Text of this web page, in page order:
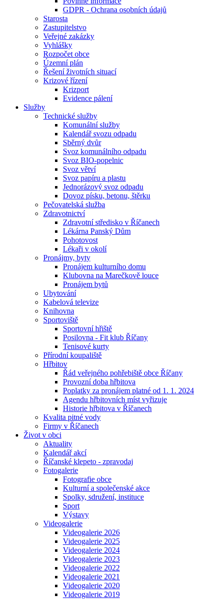
GDPR - Ochrana osobních údajů
Starosta
Zastupitelstvo
Veřejné zakázky
Vyhlášky
Rozpočet obce
Územní plán
Řešení životních situací
Krizové řízení
Krizport
Evidence pálení
Služby
Technické služby
Komunální služby
Kalendář svozu odpadu
Sběrný dvůr
Svoz komunálního odpadu
Svoz BIO-popelnic
Svoz větví
Svoz papíru a plastu
Jednorázový svoz odpadu
Dovoz písku, betonu, štěrku
Pečovatelská služba
Zdravotnictví
Zdravotní středisko v Říčanech
Lékárna Panský Dům
Pohotovost
Lékaři v okolí
Pronájmy, byty
Pronájem kulturního domu
Klubovna na Marečkově louce
Pronájem bytů
Ubytování
Kabelová televize
Knihovna
Sportoviště
Sportovní hřiště
Posilovna - Fit klub Říčany
Tenisové kurty
Přírodní koupaliště
Hřbitov
Řád veřejného pohřebiště obce Říčany
Provozní doba hřbitova
Poplatky za pronájem platné od 1. 1. 2024
Agendu hřbitovních míst vyřizuje
Historie hřbitova v Říčanech
Kvalita pitné vody
Firmy v Říčanech
Život v obci
Aktuality
Kalendář akcí
Říčanské klepeto - zpravodaj
Fotogalerie
Fotografie obce
Kulturní a společenské akce
Spolky, sdružení, instituce
Sport
Výstavy
Videogalerie
Videogalerie 2026
Videogalerie 2025
Videogalerie 2024
Videogalerie 2023
Videogalerie 2022
Videogalerie 2021
Videogalerie 2020
Videogalerie 2019